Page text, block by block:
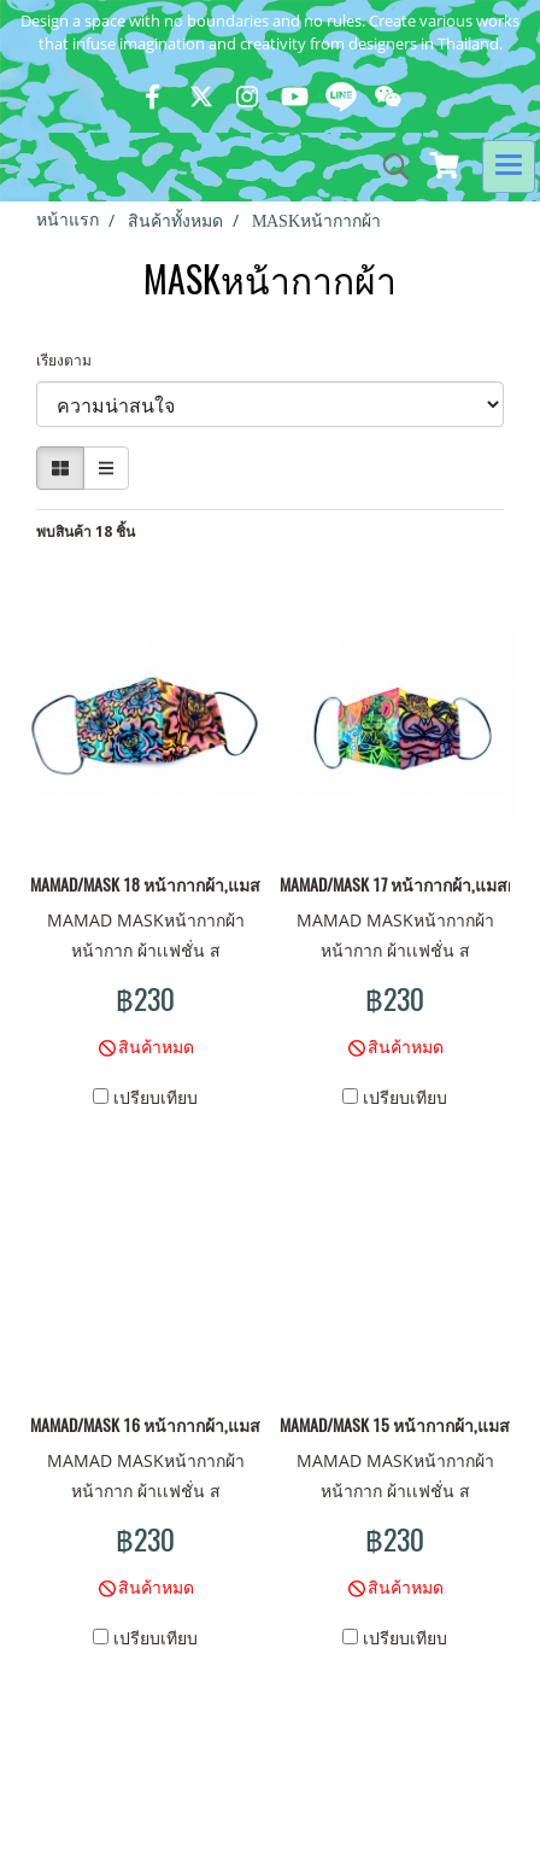
Design a space with no boundaries and no rules. Create various works
that infuse imagination and creativity from designers in Thailand.
หน้าแรก สินค้าทั้งหมด MASKหน้ากากผ้า
MASKหน้ากากผ้า
เรียงตาม
พบสินค้า 18 ชิ้น
MAMAD/MASK 18 หน้ากากผ้า,แมสผ้า,ผ้าปิดจมูก
MAMAD MASKหน้ากากผ้า
หน้ากาก ผ้าเเฟชั่น ส
ไม่เหมือนใคร มาพร้อม คุณภาพ
ผ้าเนื้อดี พร้อมปกป้องคุณ
฿230
สินค้าหมด
เปรียบเทียบ
MAMAD/MASK 17 หน้ากากผ้า,แมสผ้
MAMAD MASKหน้ากากผ้า
หน้ากาก ผ้าเเฟชั่น ส
ไม่เหมือนใคร มาพร้อม คุณภาพ
ผ้าเนื้อดี พร้อมปกป้องคุณ
฿230
สินค้าหมด
เปรียบเทียบ
MAMAD/MASK 16 หน้ากากผ้า,แมสผ้า,ผ้าปิดจมูก
MAMAD MASKหน้ากากผ้า
หน้ากาก ผ้าเเฟชั่น ส
ไม่เหมือนใคร มาพร้อม คุณภาพ
ผ้าเนื้อดี พร้อมปกป้องคุณ
฿230
สินค้าหมด
เปรียบเทียบ
MAMAD/MASK 15 หน้ากากผ้า,แมสผ้
MAMAD MASKหน้ากากผ้า
หน้ากาก ผ้าเเฟชั่น ส
ไม่เหมือนใคร มาพร้อม คุณภาพ
ผ้าเนื้อดี พร้อมปกป้องคุณ
฿230
สินค้าหมด
เปรียบเทียบ